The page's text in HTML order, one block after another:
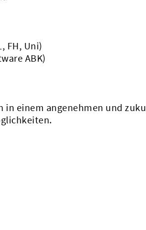
FH, Uni)
ABK)
einem angenehmen und